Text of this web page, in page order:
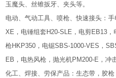
玉魔头、丝锥扳牙、夹头等。
电动、气动工具、喷枪、快速接头：
XE，电锤组套H20-SLE，电剪EB13
枪HKP350，电锯SBS-1000-VES，
EB，电热风枪，抛光机PM200-E，冲
化工、焊接、劳保产品：生态带，胶